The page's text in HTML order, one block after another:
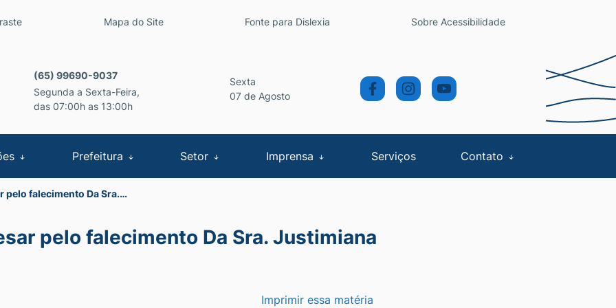
de acessibilidade
Mapa do Site Fonte para Dislexia Sobre Acessibilidade
(65) 99690-9037
Segunda a Sexta-Feira,
das 07:00h as 13:00h
Sexta
07 de Agosto
Prefeitura Setor Imprensa Serviços Contato
pelo falecimento Da Sra.…
pelo falecimento Da Sra. Justimiana
Imprimir essa matéria